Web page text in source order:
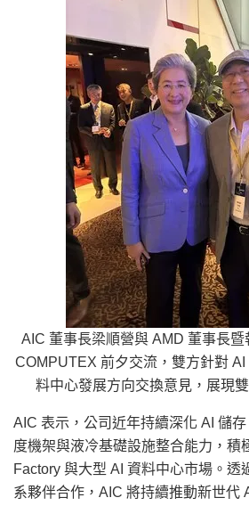
AIC 董事長梁順營與 AMD 董事長暨
COMPUTEX 前夕交流，雙方針對
料中心發展方向交換意見，展現
AIC 表示，公司近年持續深化 AI 儲
度機架與液冷基礎設施整合能力，積
Factory 與大型 AI 資料中心市場。透
系夥伴合作，AIC 將持續推動新世代